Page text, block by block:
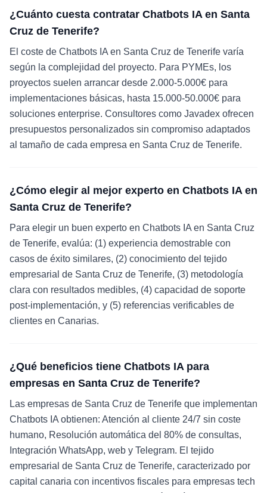
¿Cuánto cuesta contratar Chatbots IA en Santa
Cruz de Tenerife?
El coste de Chatbots IA en Santa Cruz de Tenerife varía
según la complejidad del proyecto. Para PYMEs, los
proyectos suelen arrancar desde 2.000-5.000€ para
implementaciones básicas, hasta 15.000-50.000€ para
soluciones enterprise. Consultores como Javadex ofrecen
presupuestos personalizados sin compromiso adaptados
al tamaño de cada empresa en Santa Cruz de Tenerife.
¿Cómo elegir al mejor experto en Chatbots IA en
Santa Cruz de Tenerife?
Para elegir un buen experto en Chatbots IA en Santa Cruz
de Tenerife, evalúa: (1) experiencia demostrable con
casos de éxito similares, (2) conocimiento del tejido
empresarial de Santa Cruz de Tenerife, (3) metodología
clara con resultados medibles, (4) capacidad de soporte
post-implementación, y (5) referencias verificables de
clientes en Canarias.
¿Qué beneficios tiene Chatbots IA para
empresas en Santa Cruz de Tenerife?
Las empresas de Santa Cruz de Tenerife que implementan
Chatbots IA obtienen: Atención al cliente 24/7 sin coste
humano, Resolución automática del 80% de consultas,
Integración WhatsApp, web y Telegram. El tejido
empresarial de Santa Cruz de Tenerife, caracterizado por
capital canaria con incentivos fiscales para empresas tech